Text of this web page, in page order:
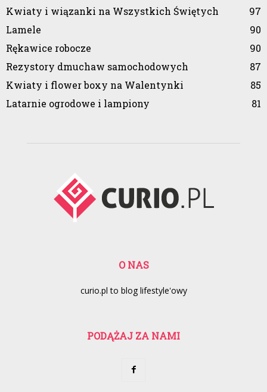
Kwiaty i wiązanki na Wszystkich Świętych
97
Lamele
90
Rękawice robocze
90
Rezystory dmuchaw samochodowych
87
Kwiaty i flower boxy na Walentynki
85
Latarnie ogrodowe i lampiony
81
O NAS
curio.pl to blog lifestyle'owy
PODĄŻAJ ZA NAMI